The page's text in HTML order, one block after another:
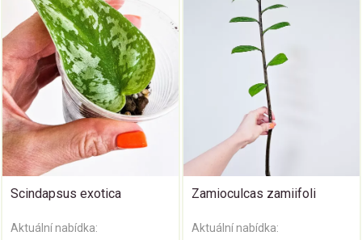
Scindapsus exotica
Aktuální nabídka:
Zamioculcas zamiifoli
Aktuální nabídka: